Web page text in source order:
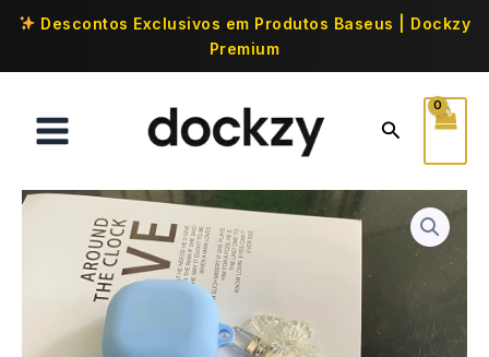
Descontos Exclusivos em Produtos Baseus | Dockzy
Premium